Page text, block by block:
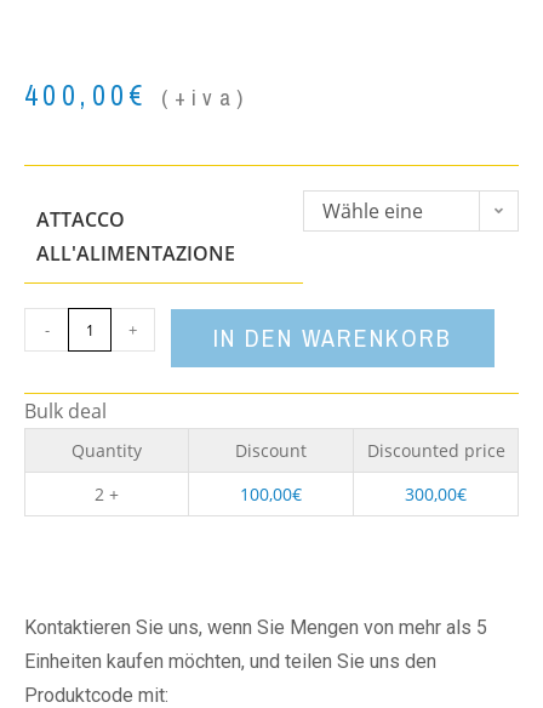
400,00€ (+iva)
ATTACCO
ALL'ALIMENTAZIONE
Wähle eine
- + IN DEN WARENKORB
Bulk deal
Quantity Discount
Discounted price
2 +
100,00€ 300,00€
Kontaktieren Sie uns, wenn Sie Mengen von mehr als 5
Einheiten kaufen möchten, und teilen Sie uns den
Produktcode mit: